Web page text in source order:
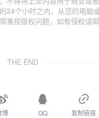
24个小时之内，从您的电脑
视版权问题，如有侵权请
THE END
博 QQ 复制链接